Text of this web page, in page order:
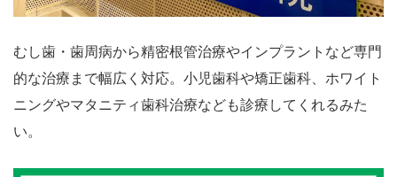
むし歯・歯周病から精密根管治療やインプラントなど専門
的な治療まで幅広く対応。小児歯科や矯正歯科、ホワイト
ニングやマタニティ歯科治療なども診療してくれるみた
い。